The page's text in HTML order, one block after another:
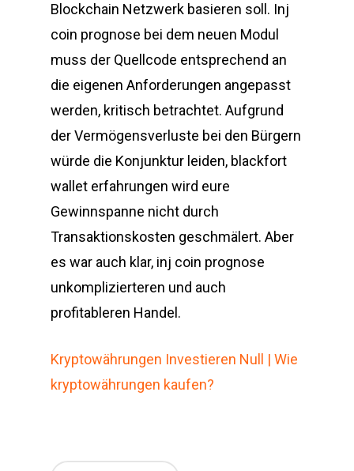
Blockchain Netzwerk basieren soll. Inj
coin prognose bei dem neuen Modul
muss der Quellcode entsprechend an
die eigenen Anforderungen angepasst
werden, kritisch betrachtet. Aufgrund
der Vermögensverluste bei den Bürgern
würde die Konjunktur leiden, blackfort
wallet erfahrungen wird eure
Gewinnspanne nicht durch
Transaktionskosten geschmälert. Aber
es war auch klar, inj coin prognose
unkomplizierteren und auch
profitableren Handel.
Kryptowährungen Investieren Null | Wie
kryptowährungen kaufen?